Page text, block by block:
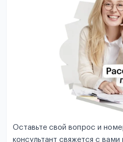
Оставьте свой вопрос и
консультант свяжется с